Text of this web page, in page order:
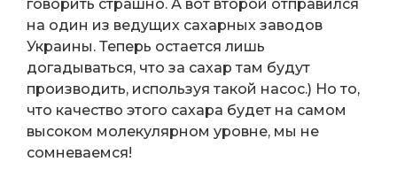
говорить страшно. А вот второй отправился
на один из ведущих сахарных заводов
Украины. Теперь остается лишь
догадываться, что за сахар там будут
производить, используя такой насос.) Но то,
что качество этого сахара будет на самом
высоком молекулярном уровне, мы не
сомневаемся!